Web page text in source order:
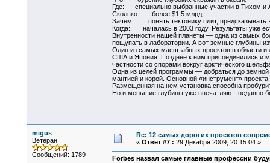
Где: специально выбранные участки в Тихом и
Сколько: более $1,5 млрд
Зачем: понять тектонику плит, предсказывать
Когда: началась в 2003 году. Результаты уже
Внутренности нашей планеты — одна из самых
пощупать в лаборатории. А вот земные глубины
Один из самых масштабных проектов в области
США и Япония. Позднее к ним присоединились и
частности со спорами вокруг арктического
Одна из целей программы — добраться до
мантией и корой. Основной «инструмент»
Размещенная на нем установка способна
Но и меньшие глубины уже впечатляют: недавно
migus
Ветеран
Сообщений: 1789
Re: 12 самых дорогих проектов
« Ответ #7 : 29 Декабря 2009, 20:15:04 »
Forbes назвал самые главные профессии